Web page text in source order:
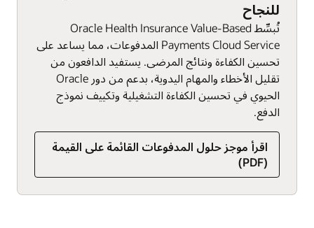
للنجاح
تُبسِّط Oracle Health Insurance Value-Based
Payments Cloud Service المدفوعات، مما يساعد على
تحسين الكفاءة ونتائج المرضى. يستفيد الدافعون من
تقليل الأخطاء والمهام اليدوية، بدعم من دور Oracle
الحيوي في تحسين الكفاءة التشغيلية وتكييف نموذج
الدفع.
اقرأ موجز حلول المدفوعات القائمة على القيمة
(PDF)